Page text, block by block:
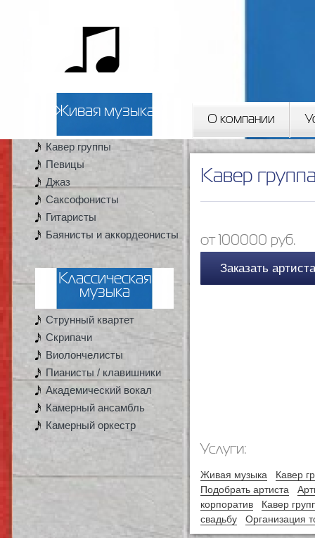
О компании
Вы здесь
Живая музыка
Кавер группы
Певицы
Джаз
Саксофонисты
Гитаристы
Баянисты и аккордеонисты
Классическая
музыка
Струнный квартет
Скрипачи
Виолончелисты
Пианисты / клавишники
Академический вокал
Камерный ансамбль
Камерный оркестр
Кавер
от 100000 руб.
Заказать артиста
Услуги:
Живая музыка
Кавер
Подобрать артиста
корпоратив
Кавер
свадьбу
Организация